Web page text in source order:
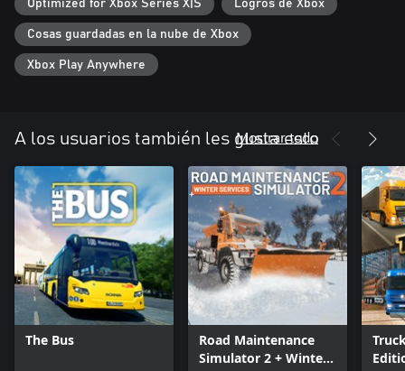
Optimized for Xbox Series X|S Logros de Xbox
Cosas guardadas en la nube de Xbox
Xbox Play Anywhere
A los usuarios también les gusta esto
Mostrar todo
The Bus
Road Maintenance
Simulator 2 + Winter